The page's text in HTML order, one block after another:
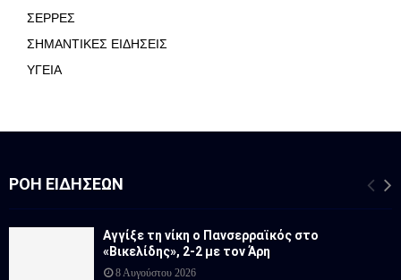
ΣΕΡΡΕΣ
ΣΗΜΑΝΤΙΚΕΣ ΕΙΔΗΣΕΙΣ
ΥΓΕΙΑ
ΡΟΉ ΕΙΔΉΣΕΩΝ
Αγγίξε τη νίκη ο Πανσερραϊκός στο
«Βικελίδης», 2-2 με τον Άρη
8 Αυγούστου 2026